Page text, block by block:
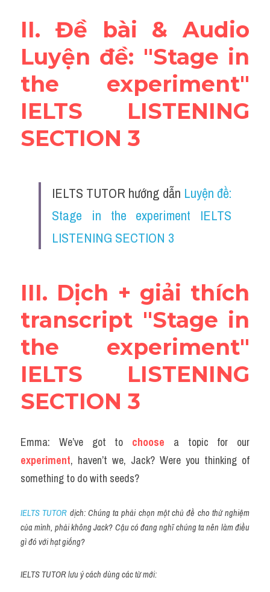
Adv
Cách dùng từ
Từ vựng theo tiền tố
Task 1
Ngân hàng đề thi máy
Report đề thi thật IELTS
Advice
Listening
Speaking
Writing
II. Đề bài & Audio
Luyện đề: "Stage in
the experiment"
IELTS LISTENING
SECTION 3
IELTS TUTOR hướng dẫn Luyện đề:
Stage in the experiment IELTS
LISTENING SECTION 3
III. Dịch + giải thích
transcript "Stage in
the experiment"
IELTS LISTENING
SECTION 3
Emma: We’ve got to choose
experiment, haven’t we, Jack? Were you thinking of
something to do with seeds?
IELTS TUTOR dịch: Chúng ta phải chọn một chủ đề cho thử nghiệm
của mình, phải không Jack? Cậu có đang nghĩ chúng ta nên làm điều
gì đó với hạt giống?
IELTS TUTOR lưu ý cách dùng các từ mới: